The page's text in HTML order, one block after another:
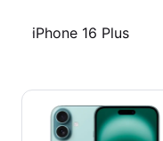
iPhone 16 Plus